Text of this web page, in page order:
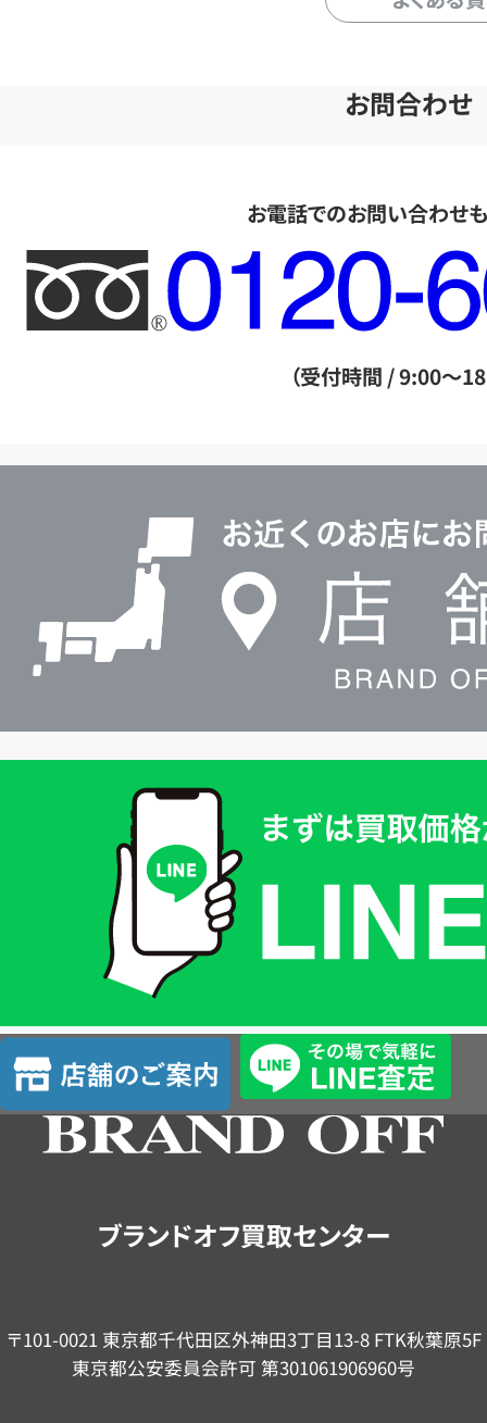
お問合わせ
お電話でのお問い合わせ
フ
リ
ー
ル
（受付時間 / 9:00～
査
定
店
舗
の
ブランドオフ買取センター
〒101-0021 東京都千代田区外神田3丁目13-8 FTK秋葉原5F
東京都公安委員会許可 第301061906960号